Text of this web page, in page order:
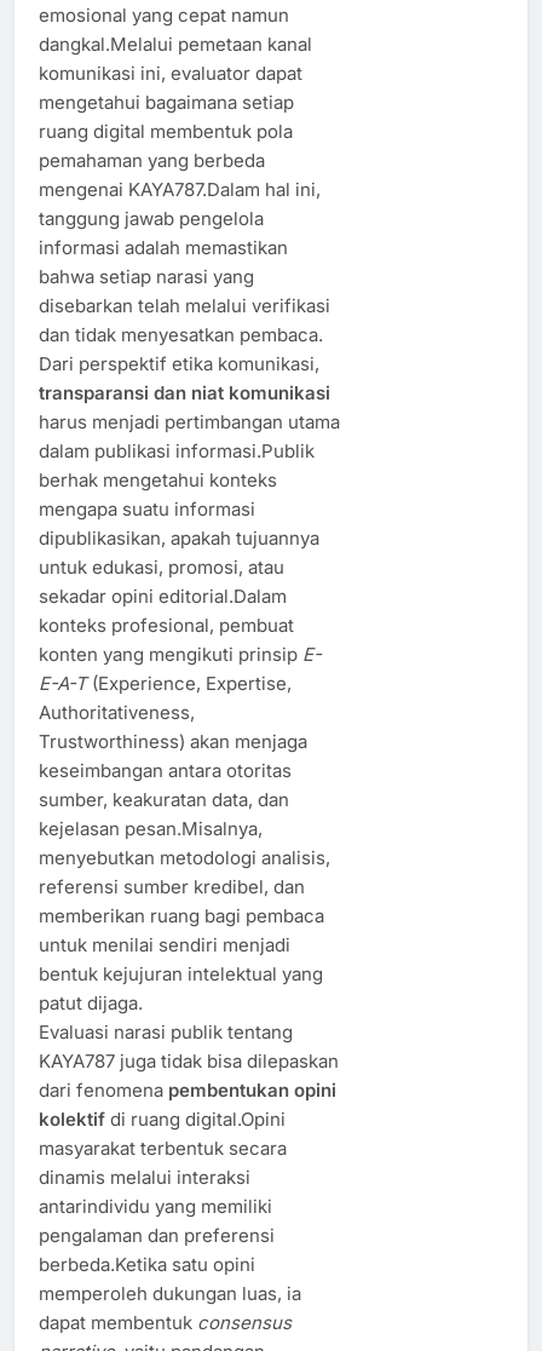
emosional yang cepat namun
dangkal.Melalui pemetaan kanal
komunikasi ini, evaluator dapat
mengetahui bagaimana setiap
ruang digital membentuk pola
pemahaman yang berbeda
mengenai KAYA787.Dalam hal ini,
tanggung jawab pengelola
informasi adalah memastikan
bahwa setiap narasi yang
disebarkan telah melalui verifikasi
dan tidak menyesatkan pembaca.
Dari perspektif etika komunikasi,
transparansi dan niat komunikasi
harus menjadi pertimbangan utama
dalam publikasi informasi.Publik
berhak mengetahui konteks
mengapa suatu informasi
dipublikasikan, apakah tujuannya
untuk edukasi, promosi, atau
sekadar opini editorial.Dalam
konteks profesional, pembuat
konten yang mengikuti prinsip E-
E-A-T(Experience, Expertise,
Authoritativeness,
Trustworthiness) akan menjaga
keseimbangan antara otoritas
sumber, keakuratan data, dan
kejelasan pesan.Misalnya,
menyebutkan metodologi analisis,
referensi sumber kredibel, dan
memberikan ruang bagi pembaca
untuk menilai sendiri menjadi
bentuk kejujuran intelektual yang
patut dijaga.
Evaluasi narasi publik tentang
KAYA787 juga tidak bisa dilepaskan
dari fenomena pembentukan opini
kolektif di ruang digital.Opini
masyarakat terbentuk secara
dinamis melalui interaksi
antarindividu yang memiliki
pengalaman dan preferensi
berbeda.Ketika satu opini
memperoleh dukungan luas, ia
dapat membentuk consensus